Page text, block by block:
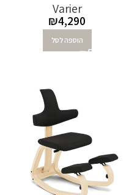
Varier
₪4,290
הוספה לסל